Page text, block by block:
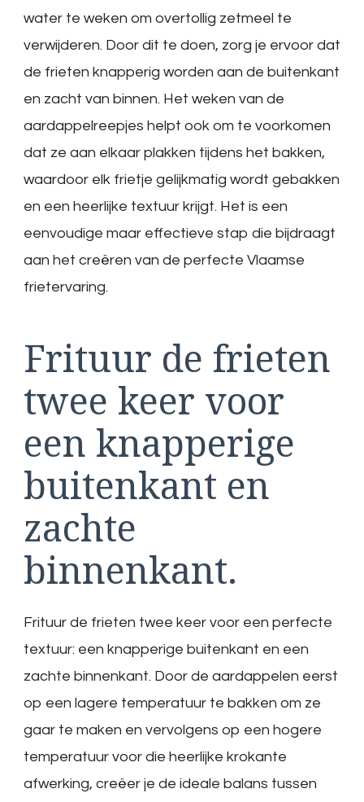
water te weken om overtollig zetmeel te
verwijderen. Door dit te doen, zorg je ervoor dat
de frieten knapperig worden aan de buitenkant
en zacht van binnen. Het weken van de
aardappelreepjes helpt ook om te voorkomen
dat ze aan elkaar plakken tijdens het bakken,
waardoor elk frietje gelijkmatig wordt gebakken
en een heerlijke textuur krijgt. Het is een
eenvoudige maar effectieve stap die bijdraagt
aan het creëren van de perfecte Vlaamse
frietervaring.
Frituur de frieten
twee keer voor
een knapperige
buitenkant en
zachte
binnenkant.
Frituur de frieten twee keer voor een perfecte
textuur: een knapperige buitenkant en een
zachte binnenkant. Door de aardappelen eerst
op een lagere temperatuur te bakken om ze
gaar te maken en vervolgens op een hogere
temperatuur voor die heerlijke krokante
afwerking, creëer je de ideale balans tussen